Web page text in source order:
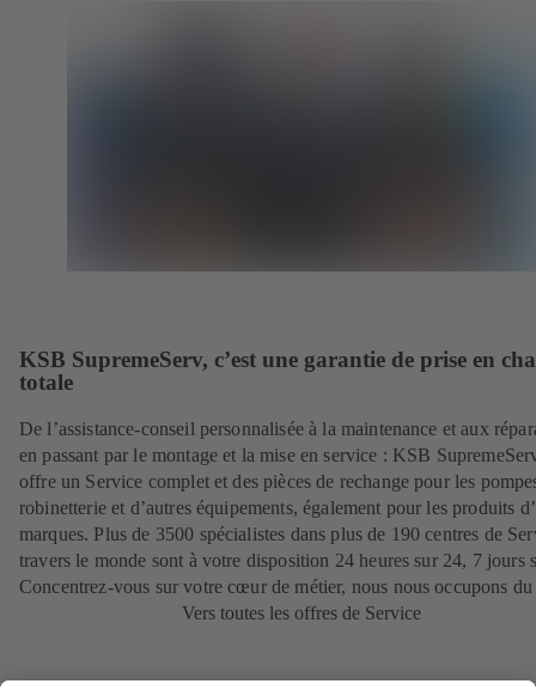
KSB SupremeServ, c’est une garantie de prise en
totale
De l’assistance-conseil personnalisée à la maintenance et aux
en passant par le montage et la mise en service : KSB
offre un Service complet et des pièces de rechange pour les
robinetterie et d’autres équipements, également pour les produits
marques. Plus de 3500 spécialistes dans plus de 190 centres de
travers le monde sont à votre disposition 24 heures sur 24, 7 jours
Concentrez-vous sur votre cœur de métier, nous nous occupons du
Vers toutes les offres de Service